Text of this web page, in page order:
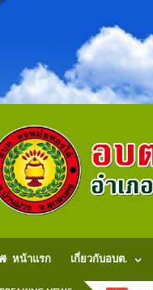
หน้าแรก เกี่ยวกับอบต.